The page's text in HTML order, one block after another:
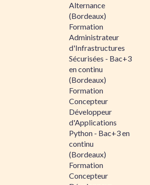
Alternance
(Bordeaux)
Formation
Administrateur
d'Infrastructures
Sécurisées - Bac+3
en continu
(Bordeaux)
Formation
Concepteur
Développeur
d'Applications
Python - Bac+3 en
continu
(Bordeaux)
Formation
Concepteur